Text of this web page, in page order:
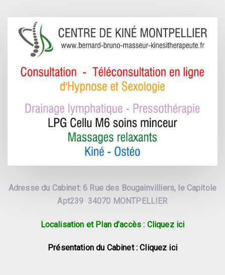
Adresse du Cabinet: 6 Rue des Bougainvilliers, le Capitole
Apt239 34070 MONTPELLIER
Localisation et Plan d’accès : Cliquez ici
Présentation du Cabinet : Cliquez ici